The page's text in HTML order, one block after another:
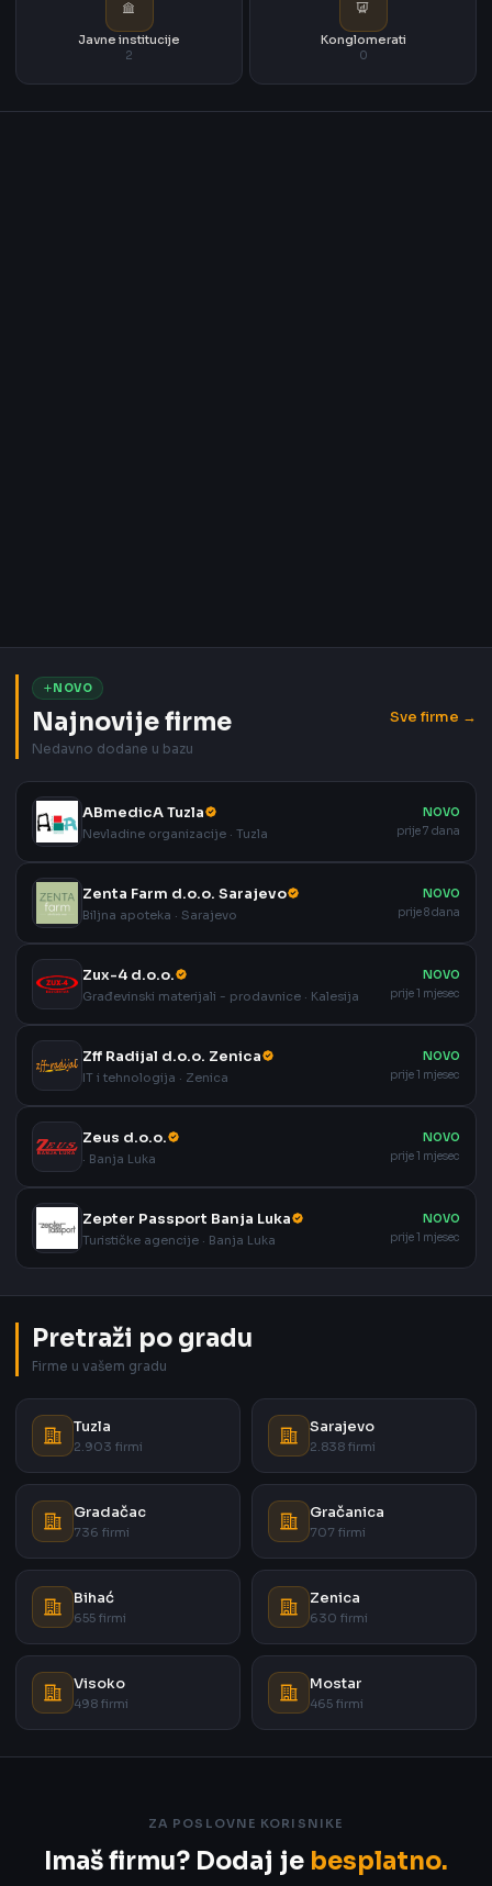
Javne institucije
2
Konglomerati
0
NOVO
Najnovije firme
Nedavno dodane u bazu
Sve firme →
ABmedicA Tuzla
Nevladine organizacije · Tuzla
NOVO
prije 7 dana
Zenta Farm d.o.o. Sarajevo
Biljna apoteka · Sarajevo
NOVO
prije 8 dana
Zux-4 d.o.o.
Građevinski materijali - prodavnice · Kalesija
NOVO
prije 1 mjesec
Zff Radijal d.o.o. Zenica
IT i tehnologija · Zenica
NOVO
prije 1 mjesec
Zeus d.o.o.
· Banja Luka
NOVO
prije 1 mjesec
Zepter Passport Banja Luka
Turističke agencije · Banja Luka
NOVO
prije 1 mjesec
Pretraži po gradu
Firme u vašem gradu
Tuzla
2.903 firmi
Sarajevo
2.838 firmi
Gradačac
736 firmi
Gračanica
707 firmi
Bihać
655 firmi
Zenica
630 firmi
Visoko
498 firmi
Mostar
465 firmi
ZA POSLOVNE KORISNIKE
Imaš firmu? Dodaj je besplatno.